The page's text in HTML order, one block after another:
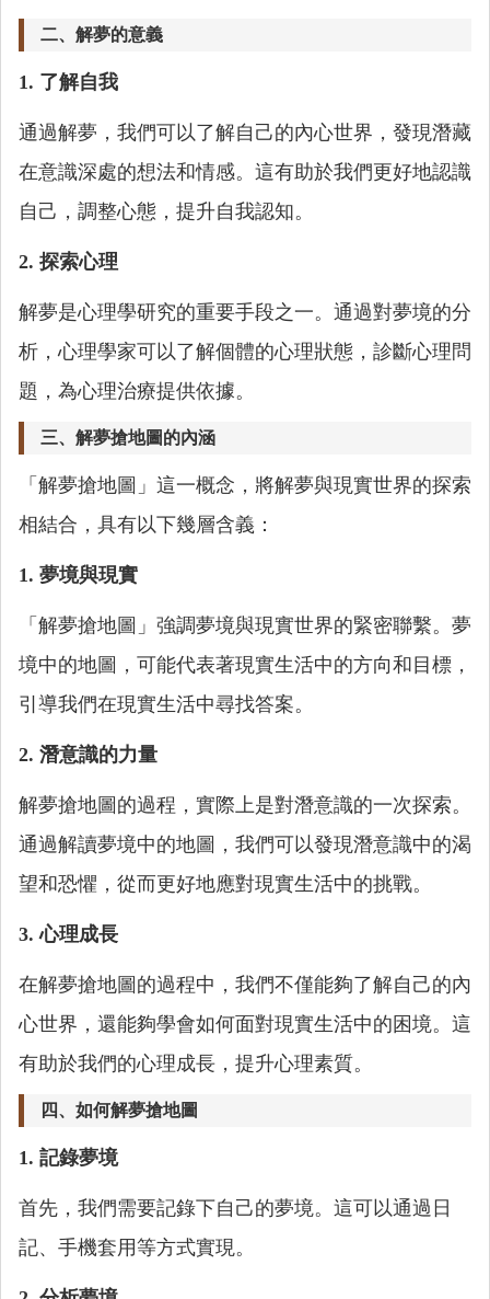
二、解夢的意義
1. 了解自我
通過解夢，我們可以了解自己的內心世界，發現潛藏
在意識深處的想法和情感。這有助於我們更好地認識
自己，調整心態，提升自我認知。
2. 探索心理
解夢是心理學研究的重要手段之一。通過對夢境的分
析，心理學家可以了解個體的心理狀態，診斷心理問
題，為心理治療提供依據。
三、解夢搶地圖的內涵
「解夢搶地圖」這一概念，將解夢與現實世界的探索
相結合，具有以下幾層含義：
1. 夢境與現實
「解夢搶地圖」強調夢境與現實世界的緊密聯繫。夢
境中的地圖，可能代表著現實生活中的方向和目標，
引導我們在現實生活中尋找答案。
2. 潛意識的力量
解夢搶地圖的過程，實際上是對潛意識的一次探索。
通過解讀夢境中的地圖，我們可以發現潛意識中的渴
望和恐懼，從而更好地應對現實生活中的挑戰。
3. 心理成長
在解夢搶地圖的過程中，我們不僅能夠了解自己的內
心世界，還能夠學會如何面對現實生活中的困境。這
有助於我們的心理成長，提升心理素質。
四、如何解夢搶地圖
1. 記錄夢境
首先，我們需要記錄下自己的夢境。這可以通過日
記、手機套用等方式實現。